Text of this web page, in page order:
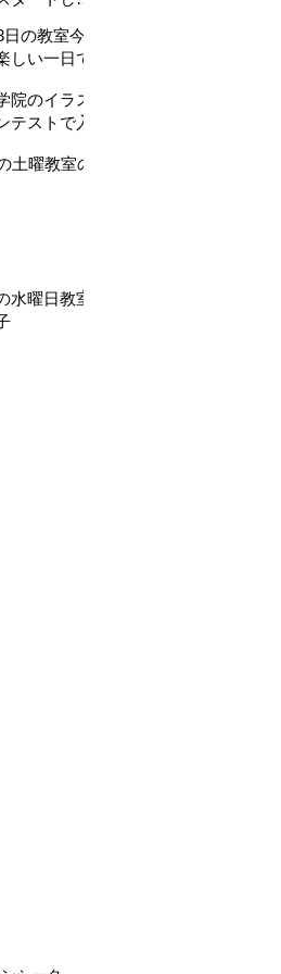
日の教室今
しい一日で
院のイラス
テストで入
土曜教室の
水曜日教室